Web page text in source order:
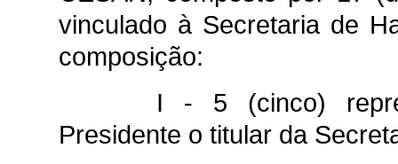
vinculado à Secretaria de
composição:
I - 5 (cinco)
Presidente o titular da